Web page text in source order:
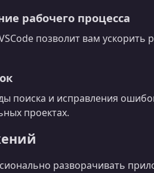
рабочего процесса
позволит вам ускорить
поиска и исправления
проектах.
разворачивать